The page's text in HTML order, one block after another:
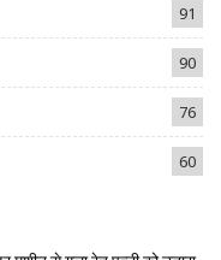
91
90
76
60